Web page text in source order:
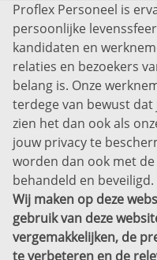
Bel ons:+31 (0)85
Prins Willem-
7311 SW Apeldoorn
Disclaimer
Privacyverklaring
Sitemap
Copyright
Bekijk ook eens
Proflex Personeel is
persoonlijke
kandidaten en
relaties en bezoekers
belang is. Onze
terdege van bewust
zien het dan ook als
jouw privacy te
worden dan ook met
behandeld en beveiligd.
Wij maken op deze
gebruik van deze
vergemakkelijken, de
te verbeteren en de